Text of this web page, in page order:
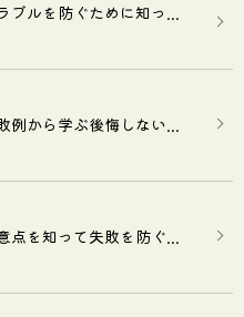
ブルを防ぐために知っ...
例から学ぶ後悔しない...
点を知って失敗を防ぐ...